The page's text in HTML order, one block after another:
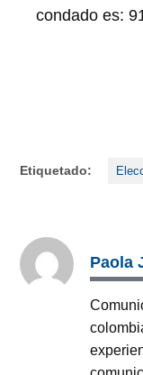
condado es:
Etiquetado:
Paola